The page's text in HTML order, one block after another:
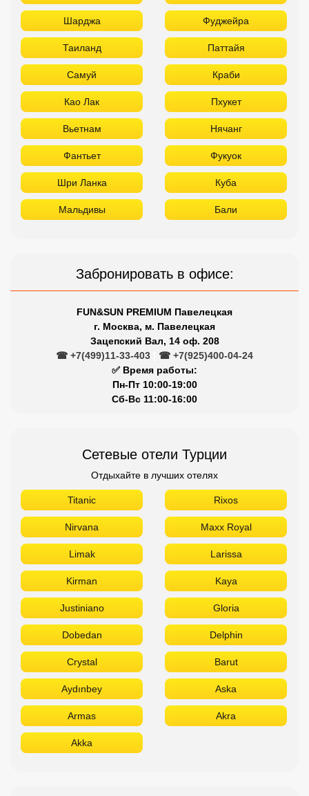
Шарджа Фуджейра
Таиланд Паттайя
Самуй Краби
Као Лак Пхукет
Вьетнам Нячанг
Фантьет Фукуок
Шри Ланка Куба
Мальдивы Бали
Забронировать в офисе:
FUN&SUN PREMIUM Павелецкая
г. Москва, м. Павелецкая
Зацепский Вал, 14 оф. 208
☎ +7(499)11-33-403
☎ +7(925)400-04-24
✅ Время работы:
Пн-Пт 10:00-19:00
Сб-Вс 11:00-16:00
Сетевые отели Турции
Отдыхайте в лучших отелях
Titanic Rixos
Nirvana Maxx Royal
Limak Larissa
Kirman Kaya
Justiniano Gloria
Dobedan Delphin
Crystal Barut
Aydınbey Aska
Armas Akra
Akka